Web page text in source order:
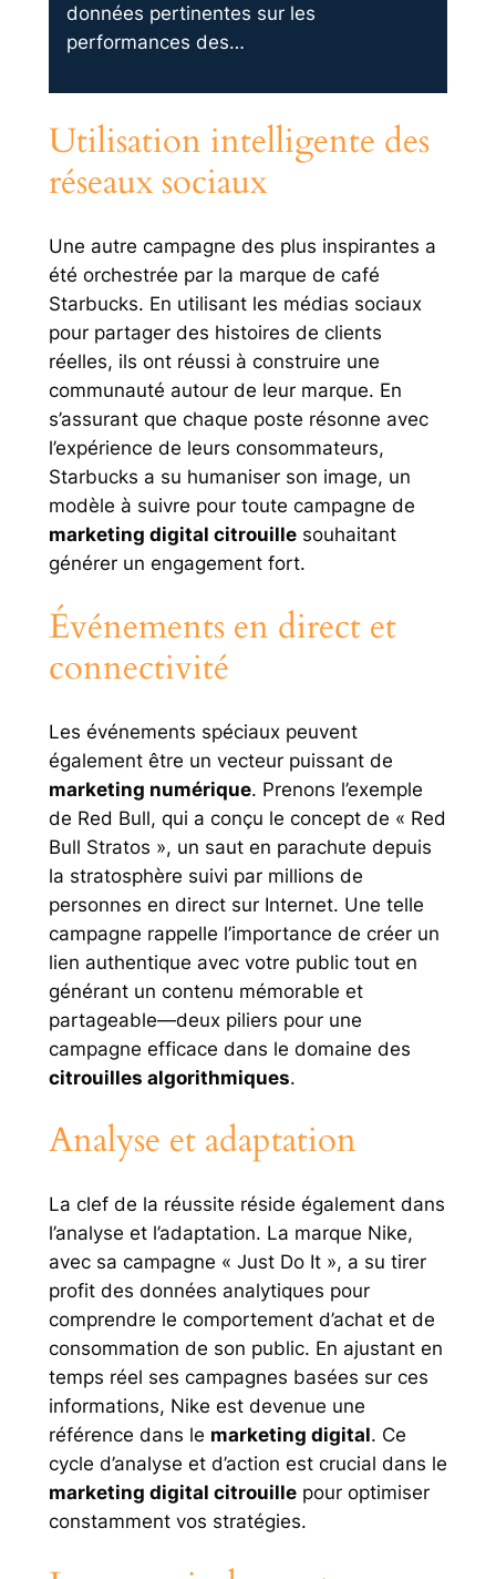
données pertinentes sur les
performances des…
Utilisation intelligente des
réseaux sociaux
Une autre campagne des plus inspirantes a
été orchestrée par la marque de café
Starbucks. En utilisant les médias sociaux
pour partager des histoires de clients
réelles, ils ont réussi à construire une
communauté autour de leur marque. En
s’assurant que chaque poste résonne avec
l’expérience de leurs consommateurs,
Starbucks a su humaniser son image, un
modèle à suivre pour toute campagne de
marketing digital citrouillesouhaitant
générer un engagement fort.
Événements en direct et
connectivité
Les événements spéciaux peuvent
également être un vecteur puissant de
marketing numérique. Prenons l’exemple
de Red Bull, qui a conçu le concept de « Red
Bull Stratos », un saut en parachute depuis
la stratosphère suivi par millions de
personnes en direct sur Internet. Une telle
campagne rappelle l’importance de créer un
lien authentique avec votre public tout en
générant un contenu mémorable et
partageable—deux piliers pour une
campagne efficace dans le domaine des
citrouilles algorithmiques.
Analyse et adaptation
La clef de la réussite réside également dans
l’analyse et l’adaptation. La marque Nike,
avec sa campagne « Just Do It », a su tirer
profit des données analytiques pour
comprendre le comportement d’achat et de
consommation de son public. En ajustant en
temps réel ses campagnes basées sur ces
informations, Nike est devenue une
référence dans le marketing digital. Ce
cycle d’analyse et d’action est crucial dans le
marketing digital citrouillepour optimiser
constamment vos stratégies.